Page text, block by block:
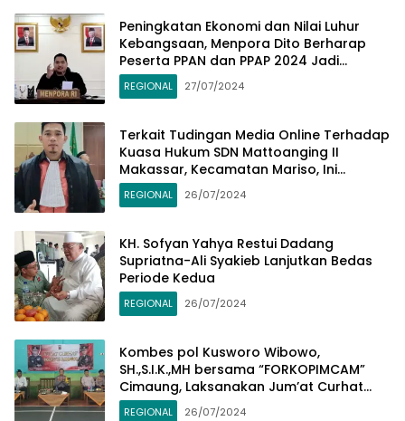
Peningkatan Ekonomi dan Nilai Luhur
Kebangsaan, Menpora Dito Berharap
Peserta PPAN dan PPAP 2024 Jadi
Katalisator
REGIONAL 27/07/2024
Terkait Tudingan Media Online Terhadap
Kuasa Hukum SDN Mattoanging II
Makassar, Kecamatan Mariso, Ini
Penjelasannya
REGIONAL 26/07/2024
KH. Sofyan Yahya Restui Dadang
Supriatna-Ali Syakieb Lanjutkan Bedas
Periode Kedua
REGIONAL 26/07/2024
Kombes pol Kusworo Wibowo,
SH.,S.I.K.,MH bersama “FORKOPIMCAM”
Cimaung, Laksanakan Jum’at Curhat
Jelang Pemilu Serentak 2024
REGIONAL 26/07/2024